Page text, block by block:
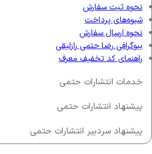
نحوه ثبت سفارش
شیوه‌های پرداخت
نحوه ارسال سفارش
بیوگرافی رضا حتمی رازلیقی
راهنمای کد تخفیف معرف
خدمات انتشارات حتمی
پیشنهاد انتشارات حتمی
پیشنهاد سردبیر انتشارات حتمی